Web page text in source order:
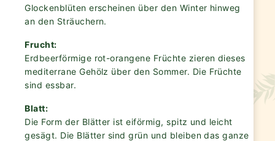
Glockenblüten erscheinen über den Winter hinweg
an den Sträuchern.
Frucht:
Erdbeerförmige rot-orangene Früchte zieren dieses
mediterrane Gehölz über den Sommer. Die Früchte
sind essbar.
Blatt:
Die Form der Blätter ist eiförmig, spitz und leicht
gesägt. Die Blätter sind grün und bleiben das ganze